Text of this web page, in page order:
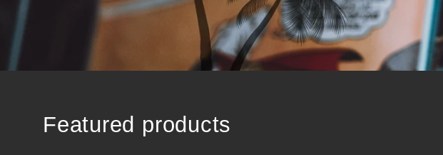
Featured products